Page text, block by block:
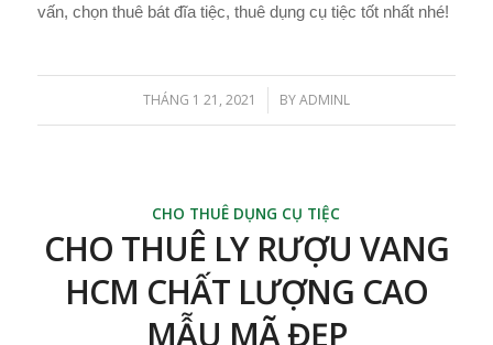
vấn, chọn thuê bát đĩa tiệc, thuê dụng cụ tiệc tốt nhất nhé!
THÁNG 1 21, 2021
/ BYADMINL
CHO THUÊ DỤNG CỤ TIỆC
CHO THUÊ LY RƯỢU VANG
HCM CHẤT LƯỢNG CAO
MẪU MÃ ĐẸP